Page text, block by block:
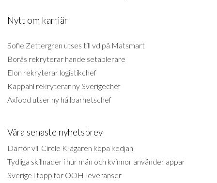
Nytt om karriär
Sofie Zettergren utses till vd på Matsmart
Borås rekryterar handelsetablerare
Elon rekryterar logistikchef
Kappahl rekryterar ny Sverigechef
Axfood utser ny hållbarhetschef
Våra senaste nyhetsbrev
Därför vill Circle K-ägaren köpa kedjan
Tydliga skillnader i hur män och kvinnor använder appar
Sverige i topp för OOH-leveranser